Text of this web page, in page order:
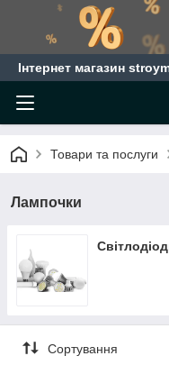
Інтернет магазин
Товари та послуги
Лампочки
Сортування